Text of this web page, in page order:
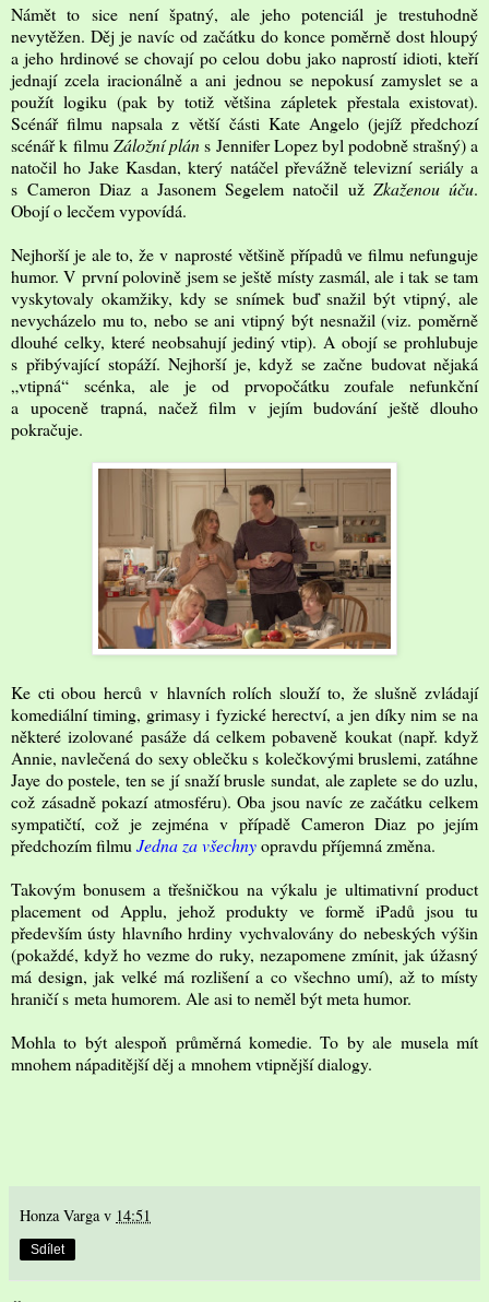
Námět to sice není špatný, ale jeho potenciál je trestuhodně
nevytěžen. Děj je navíc od začátku do konce poměrně dost hloupý
a jeho hrdinové se chovají po celou dobu jako naprostí idioti, kteří
jednají zcela iracionálně a ani jednou se nepokusí zamyslet se a
použít logiku (pak by totiž většina zápletek přestala existovat).
Scénář filmu napsala z větší části Kate Angelo (jejíž předchozí
scénář k filmu Záložní pláns Jennifer Lopez byl podobně strašný) a
natočil ho Jake Kasdan, který natáčel převážně televizní seriály a
s Cameron Diaz a Jasonem Segelem natočil už Zkaženou úču.
Obojí o lecčem vypovídá.
Nejhorší je ale to, že v naprosté většině případů ve filmu nefunguje
humor. V první polovině jsem se ještě místy zasmál, ale i tak se tam
vyskytovaly okamžiky, kdy se snímek buď snažil být vtipný, ale
nevycházelo mu to, nebo se ani vtipný být nesnažil (viz. poměrně
dlouhé celky, které neobsahují jediný vtip). A obojí se prohlubuje
s přibývající stopáží. Nejhorší je, když se začne budovat nějaká
„vtipná“ scénka, ale je od prvopočátku zoufale nefunkční
a upoceně trapná, načež film v jejím budování ještě dlouho
pokračuje.
Ke cti obou herců v hlavních rolích slouží to, že slušně zvládají
komediální timing, grimasy i fyzické herectví, a jen díky nim se na
některé izolované pasáže dá celkem pobaveně koukat (např. když
Annie, navlečená do sexy oblečku s kolečkovými bruslemi, zatáhne
Jaye do postele, ten se jí snaží brusle sundat, ale zaplete se do uzlu,
což zásadně pokazí atmosféru). Oba jsou navíc ze začátku celkem
sympatičtí, což je zejména v případě Cameron Diaz po jejím
předchozím filmu Jedna za všechnyopravdu příjemná změna.
Takovým bonusem a třešničkou na výkalu je ultimativní product
placement od Applu, jehož produkty ve formě iPadů jsou tu
především ústy hlavního hrdiny vychvalovány do nebeských výšin
(pokaždé, když ho vezme do ruky, nezapomene zmínit, jak úžasný
má design, jak velké má rozlišení a co všechno umí), až to místy
hraničí s meta humorem. Ale asi to neměl být meta humor.
Mohla to být alespoň průměrná komedie. To by ale musela mít
mnohem nápaditější děj a mnohem vtipnější dialogy.
Honza Varga v 14:51
Sdílet